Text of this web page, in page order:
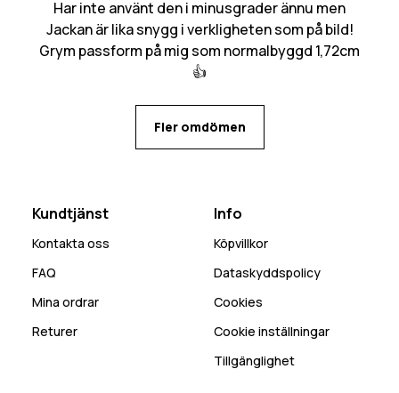
Har inte använt den i minusgrader ännu men
Jackan är lika snygg i verkligheten som på bild!
Grym passform på mig som normalbyggd 1,72cm
👍
Fler omdömen
Kundtjänst
Kontakta oss
FAQ
Mina ordrar
Returer
Info
Köpvillkor
Dataskyddspolicy
Cookies
Cookie inställningar
Tillgänglighet